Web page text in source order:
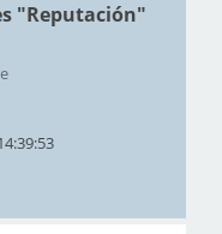
"Reputación"